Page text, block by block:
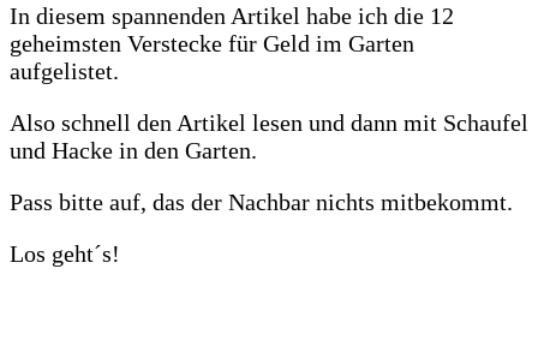
In diesem spannenden Artikel habe ich die 12
geheimsten Verstecke für Geld im Garten
aufgelistet.
Also schnell den Artikel lesen und dann mit Schaufel
und Hacke in den Garten.
Pass bitte auf, das der Nachbar nichts mitbekommt.
Los geht´s!